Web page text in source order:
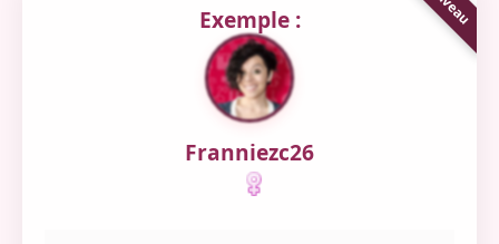
Exemple :
Franniezc26